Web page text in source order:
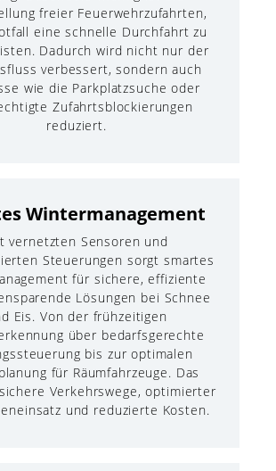
freier Feuerwehrzufahrten,
eine schnelle Durchfahrt zu
Dadurch wird nicht nur der
verbessert, sondern auch
wie die Parkplatzsuche oder
Zufahrtsblockierungen
reduziert.
Wintermanagement
vernetzten Sensoren und
Steuerungen sorgt smartes
für sichere, effiziente
Lösungen bei Schnee
Eis. Von der frühzeitigen
über bedarfsgerechte
bis zur optimalen
für Räumfahrzeuge. Das
Verkehrswege, optimierter
und reduzierte Kosten.